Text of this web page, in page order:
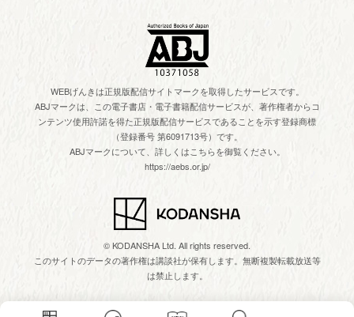
WEBげんきは正規版配信サイトマークを取得したサービスです。
ABJマークは、この電子書店・電子書籍配信サービスが、著作権者からコ
ンテンツ使用許諾を得た正規版配信サービスであることを示す登録商標
（登録番号 第6091713号）です。
ABJマークについて、詳しくはこちらを御覧ください。
https://aebs.or.jp/
© KODANSHA Ltd. All rights reserved.
このサイトのデータの著作権は講談社が保有します。無断複製転載放送等
は禁止します。